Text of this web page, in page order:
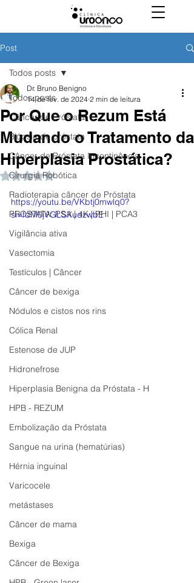
Post
Todos posts
Câncer de Próstata
Biópsia de próstata
Câncer de Próstata Incontinência
Cirurgia Robótica
Radioterapia câncer de Próstata
PROSTATA: PSA | 4K | PHI | PCA3
Vigilância ativa
Vasectomia
Testículos | Câncer
Câncer de bexiga
Nódulos e cistos nos rins
Cólica Renal
Estenose de JUP
Hidronefrose
Hiperplasia Benigna da Próstata - H
HPB - REZUM
Embolização da Próstata
Sangue na urina (hematúrias)
Hérnia inguinal
Varicocele
metástases
Câncer de mama
Bexiga
Câncer de Bexiga
Todos posts
Por Que o Rezum Está
Mudando o Tratamento da
Hiperplasia Prostática?
Dr. Bruno Benigno
14 de fev. de 2024 2 min de leitura
Avaliado com NaN de 5 estrelas.
https://youtu.be/VKbtj0mwlq0?
si=fdM0jVGLSXudzwbE